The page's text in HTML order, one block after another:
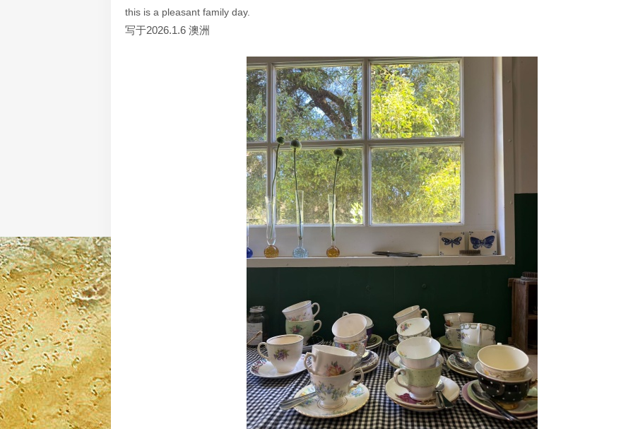
this is a pleasant family day.
写于2026.1.6 澳洲